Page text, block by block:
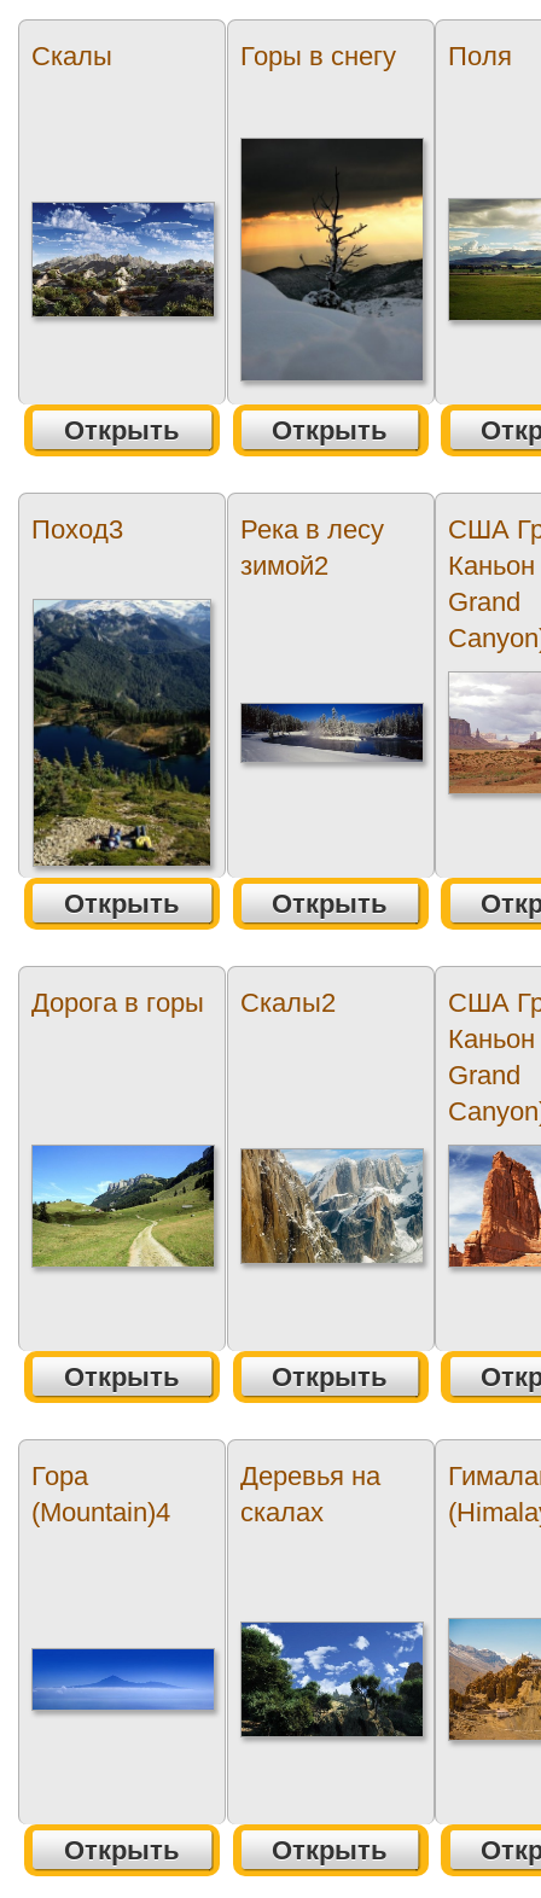
Скалы
Открыть
Горы в снегу
Открыть
Поля
Поход3
Открыть
Река в лесу
зимой2
Открыть
США
Grand
Дорога в горы
Открыть
Скалы2
Открыть
США
Grand
Гора
(Mountain)4
Открыть
Деревья на
скалах
Открыть